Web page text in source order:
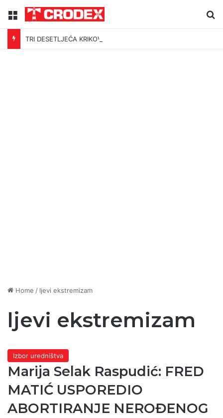
Menu
TRI DESETLJEĆA KRIKOVA OČAJNIKA
Home / ljevi ekstremizam
ljevi ekstremizam
Izbor uredništva
Marija Selak Raspudić: FRED
MATIĆ USPOREDIO
ABORTIRANJE NEROĐENOG